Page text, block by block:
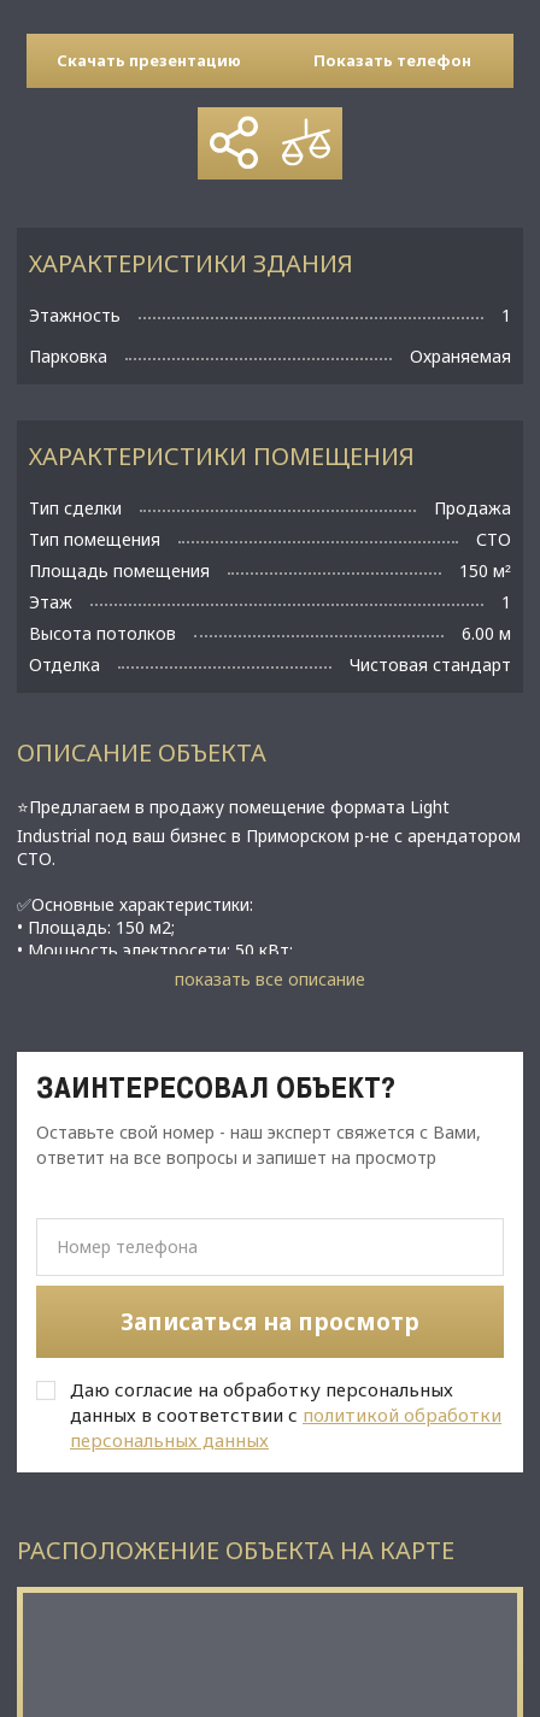
Скачать презентацию Показать телефон
ХАРАКТЕРИСТИКИ ПОМЕЩЕНИЯ
Тип сделки
Продажа
Тип помещения
СТО
Площадь помещения
150 м²
Этаж
1
Высота потолков
6.00 м
Отделка
Чистовая стандарт
ХАРАКТЕРИСТИКИ ЗДАНИЯ
Этажность
1
Парковка
Охраняемая
ОПИСАНИЕ ОБЪЕКТА
⭐Предлагаем в продажу помещение формата Light
Industrial под ваш бизнес в Приморском р-не с арендатором
СТО.
✅Основные характеристики:
• Площадь: 150 м2;
• Мощность электросети: 50 кВт;
• Высота потолков: 6 м;
видеонаблюдение, доступ 24/7;
⭐Стоимость, условия сделки:
• Окупаемость: 15,5 лет;
• Дохность: 6,4%
• Новое и современное помещение;
• Все коммуникации: цифрования телефония и интернет,
водоснабжение, канализация, теплоснабжение, система
вентиляции и кондиционирования;
☎ Звоните, организуем просмотр в удобное Вам время.
показать все описание
ЗАИНТЕРЕСОВАЛ ОБЪЕКТ?
Оставьте свой номер - наш эксперт свяжется с Вами,
ответит на все вопросы и запишет на просмотр
Записаться на просмотр
Даю согласие на обработку персональных
данных в соответствии с политикой обработки
персональных данных
РАСПОЛОЖЕНИЕ ОБЪЕКТА НА КАРТЕ